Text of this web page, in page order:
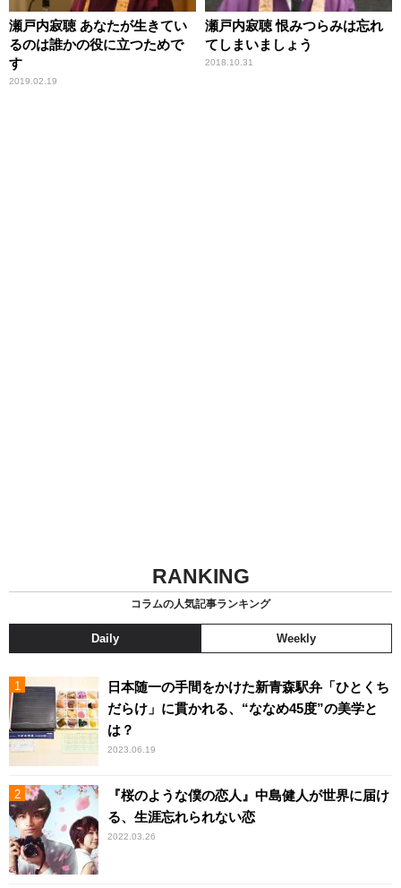
瀬戸内寂聴 あなたが生きてい
るのは誰かの役に立つためで
す
2019.02.19
瀬戸内寂聴 恨みつらみは忘れ
てしまいましょう
2018.10.31
RANKING
コラムの人気記事ランキング
Daily Weekly
日本随一の手間をかけた新青森駅弁「ひとくち
だらけ」に貫かれる、“ななめ45度”の美学と
は？
2023.06.19
『桜のような僕の恋人』中島健人が世界に届け
る、生涯忘れられない恋
2022.03.26